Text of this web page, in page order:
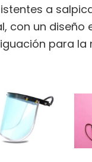
a
con un
para la